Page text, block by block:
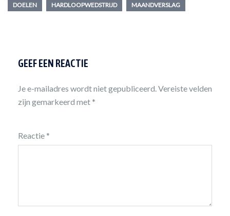
DOELEN HARDLOOPWEDSTRIJD MAANDVERSLAG
GEEF EEN REACTIE
Je e-mailadres wordt niet gepubliceerd. Vereiste velden
zijn gemarkeerd met *
Reactie *